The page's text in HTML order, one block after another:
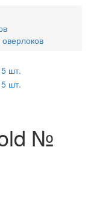
№